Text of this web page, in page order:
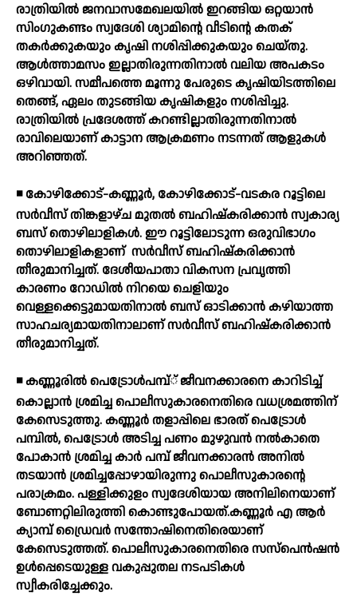
രാത്രിയില്‍ ജനവാസമേഖലയില്‍ ഇറങ്ങിയ ഒറ്റയാന്‍
സിംഗുകണ്ടം സ്വദേശി ശ്യാമിന്റെ വീടിന്റെ കതക്
തകര്‍ക്കുകയും കൃഷി നശിപ്പിക്കുകയും ചെയ്തു.
ആള്‍ത്താമസം ഇല്ലാതിരുന്നതിനാല്‍ വലിയ അപകടം
ഒഴിവായി. സമീപത്തെ മൂന്നു പേരുടെ കൃഷിയിടത്തിലെ
തെങ്ങ്, ഏലം തുടങ്ങിയ കൃഷികളും നശിപ്പിച്ചു.
രാത്രിയില്‍ പ്രദേശത്ത് കറണ്ടില്ലാതിരുന്നതിനാല്‍
രാവിലെയാണ് കാട്ടാന ആക്രമണം നടന്നത് ആളുകള്‍
അറിഞ്ഞത്.
◾ കോഴിക്കോട്-കണ്ണൂര്‍, കോഴിക്കോട്-വടകര റൂട്ടിലെ
സര്‍വീസ് തിങ്കളാഴ്ച മുതല്‍ ബഹിഷ്‌കരിക്കാന്‍ സ്വകാര്യ
ബസ് തൊഴിലാളികള്‍. ഈ റൂട്ടിലോടുന്ന ഒരുവിഭാഗം
തൊഴിലാളികളാണ് സര്‍വീസ് ബഹിഷ്‌കരിക്കാന്‍
തീരുമാനിച്ചത്. ദേശീയപാതാ വികസന പ്രവൃത്തി
കാരണം റോഡില്‍ നിറയെ ചെളിയും
വെള്ളക്കെട്ടുമായതിനാല്‍ ബസ് ഓടിക്കാന്‍ കഴിയാത്ത
സാഹചര്യമായതിനാലാണ് സര്‍വീസ് ബഹിഷ്‌കരിക്കാന്‍
തീരുമാനിച്ചത്.
◾ കണ്ണൂരില്‍ പെട്രോള്‍പമ്പ്് ജീവനക്കാരനെ കാറിടിച്ച്
കൊല്ലാന്‍ ശ്രമിച്ച പൊലീസുകാരനെതിരെ വധശ്രമത്തിന്
കേസെടുത്തു. കണ്ണൂര്‍ തളാപ്പിലെ ഭാരത് പെട്രോള്‍
പമ്പില്‍, പെട്രോള്‍ അടിച്ച പണം മുഴുവന്‍ നല്‍കാതെ
പോകാന്‍ ശ്രമിച്ച കാര്‍ പമ്പ് ജീവനക്കാരന്‍ അനില്‍
തടയാന്‍ ശ്രമിച്ചപ്പോഴായിരുന്നു പൊലീസുകാരന്റെ
പരാക്രമം. പള്ളിക്കുളം സ്വദേശിയായ അനിലിനെയാണ്
ബോണറ്റിലിരുത്തി കൊണ്ടുപോയത്.കണ്ണൂര്‍ എ ആര്‍
ക്യാമ്പ് ഡ്രൈവര്‍ സന്തോഷിനെതിരെയാണ്
കേസെടുത്തത്. പൊലീസുകാരനെതിരെ സസ്പെന്‍ഷന്‍
ഉള്‍പ്പെടെയുള്ള വകുപ്പുതല നടപടികള്‍
സ്വീകരിച്ചേക്കും.